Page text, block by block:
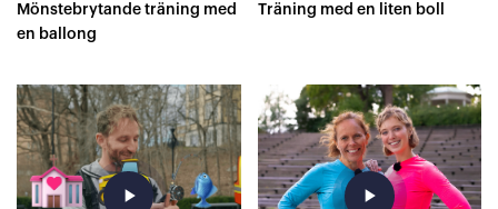
Mönstebrytande träning med
en ballong
Träning med en liten boll
play_arrow play_arrow